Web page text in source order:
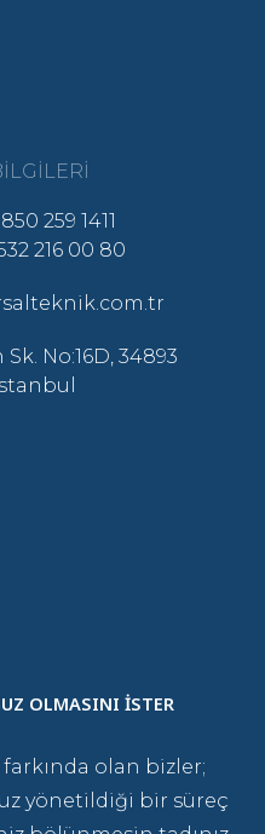
259 1411
216 00 80
No:16D, 34893
OLMASINI İSTER
olan bizler;
yönetildiği bir süreç